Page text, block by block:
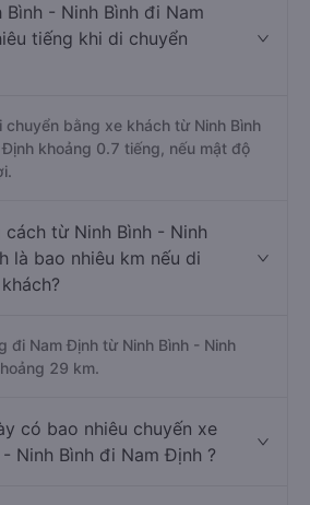
Bình - Ninh Bình đi Nam
tiếng khi di chuyển
chuyển bằng xe khách từ Ninh Bình
Định khoảng 0.7 tiếng, nếu mật độ
cách từ Ninh Bình - Ninh
là bao nhiêu km nếu di
đi Nam Định từ Ninh Bình - Ninh
29 km.
có bao nhiêu chuyến xe
Ninh Bình đi Nam Định ?